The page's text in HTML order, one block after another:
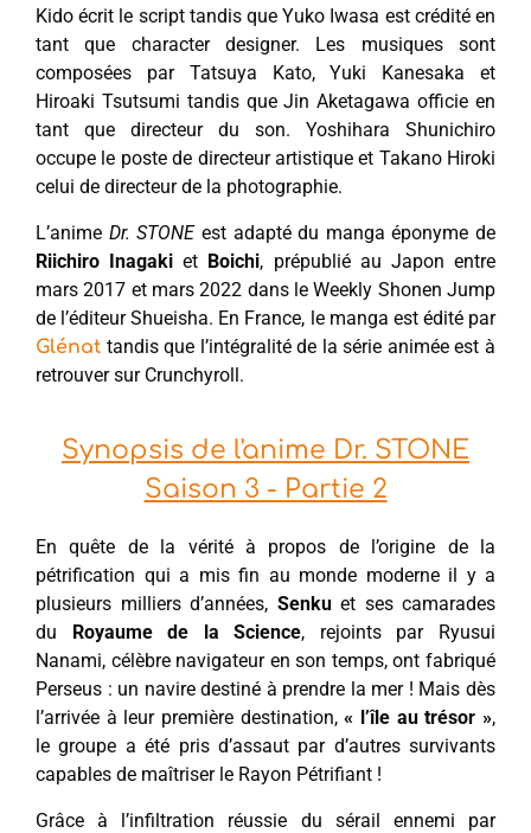
Kido écrit le script tandis que Yuko Iwasa est crédité en
tant que character designer. Les musiques sont
composées par Tatsuya Kato, Yuki Kanesaka et
Hiroaki Tsutsumi tandis que Jin Aketagawa officie en
tant que directeur du son. Yoshihara Shunichiro
occupe le poste de directeur artistique et Takano Hiroki
celui de directeur de la photographie.
L’anime Dr. STONEest adapté du manga éponyme de
Riichiro Inagaki et Boichi, prépublié au Japon entre
mars 2017 et mars 2022 dans le Weekly Shonen Jump
de l’éditeur Shueisha. En France, le manga est édité par
Glénat tandis que l’intégralité de la série animée est à
retrouver sur Crunchyroll.
Synopsis de l'anime Dr. STONE
Saison 3 - Partie 2
En quête de la vérité à propos de l’origine de la
pétrification qui a mis fin au monde moderne il y a
plusieurs milliers d’années, Senkuet ses camarades
du Royaume de la Science, rejoints par Ryusui
Nanami, célèbre navigateur en son temps, ont fabriqué
Perseus : un navire destiné à prendre la mer ! Mais dès
l’arrivée à leur première destination,« l’île au trésor »,
le groupe a été pris d’assaut par d’autres survivants
capables de maîtriser le Rayon Pétrifiant !
Grâce à l’infiltration réussie du sérail ennemi par